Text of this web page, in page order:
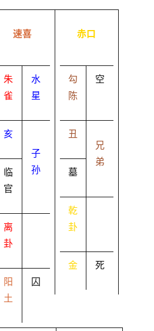
速喜
朱
雀
水
星
亥
临
官
子
孙
离
卦
阳
土
囚
赤口
勾
陈
空
丑
墓
兄
弟
乾
卦
金 死